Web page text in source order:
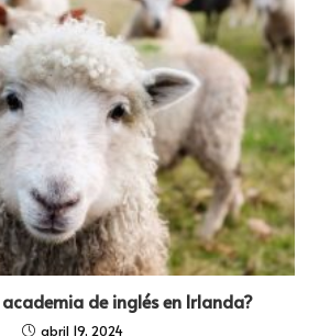
de inglés en Irlanda?
abril 19, 2024